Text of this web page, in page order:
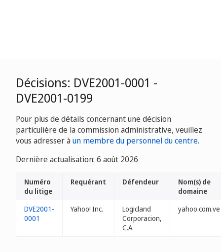
Décisions: DVE2001-0001 -
DVE2001-0199
Pour plus de détails concernant une décision
particulière de la commission administrative, veuillez
vous adresser àun membre du personnel du centre.
Dernière actualisation: 6 août 2026
Numéro
du litige
Requérant Défendeur
Nom(s) de
domaine
DVE2001-
0001
Yahoo! Inc.
Logicland
Corporacion,
C.A.
yahoo.com.ve